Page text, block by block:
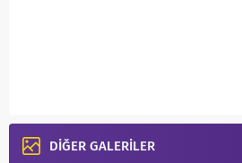
DİĞER GALERİLER